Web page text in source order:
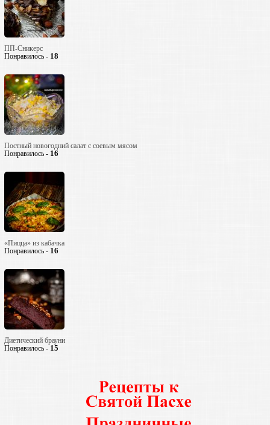
ПП-Сникерс
Понравилось - 18
Постный новогодний салат с соевым мясом
Понравилось - 16
«Пицца» из кабачка
Понравилось - 16
Диетический брауни
Понравилось - 15